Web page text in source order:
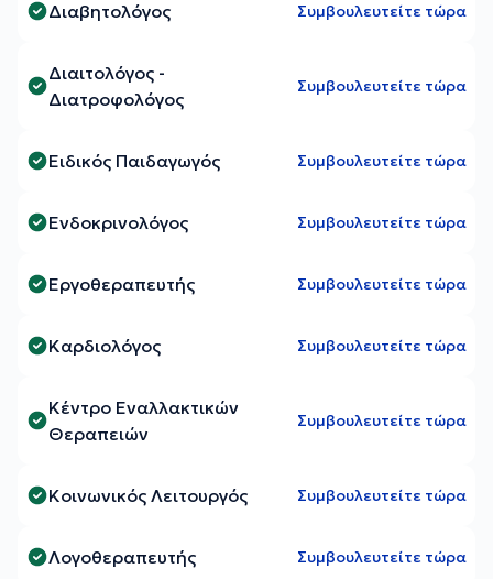
Διαβητολόγος Συμβουλευτείτε τώρα
Διαιτολόγος -
Διατροφολόγος
Συμβουλευτείτε τώρα
Ειδικός Παιδαγωγός Συμβουλευτείτε τώρα
Ενδοκρινολόγος Συμβουλευτείτε τώρα
Εργοθεραπευτής Συμβουλευτείτε τώρα
Καρδιολόγος Συμβουλευτείτε τώρα
Κέντρο Εναλλακτικών
Θεραπειών
Συμβουλευτείτε τώρα
Κοινωνικός Λειτουργός Συμβουλευτείτε τώρα
Λογοθεραπευτής Συμβουλευτείτε τώρα